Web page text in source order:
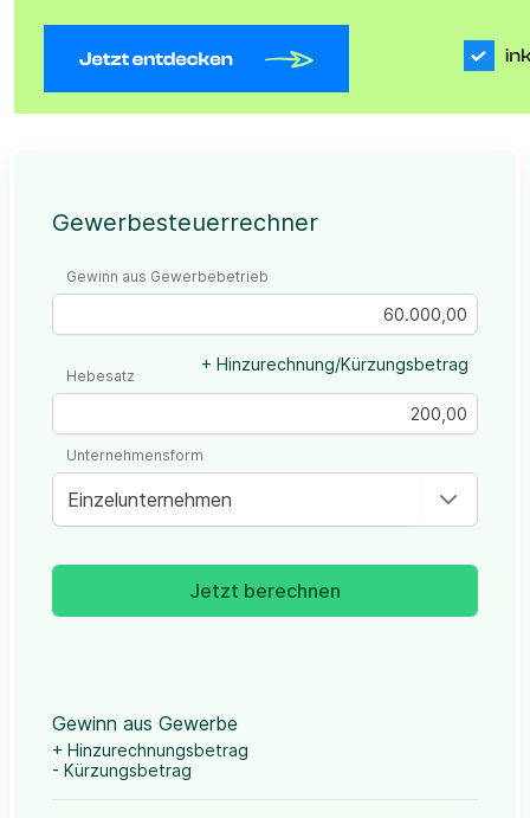
Gewerbesteuerrechner
Gewinn aus Gewerbebetrieb
+ Hinzurechnung/Kürzungsbetrag
Hebesatz
Einzelunternehmen
Unternehmensform
Jetzt berechnen
Gewinn aus Gewerbe
+ Hinzurechnungsbetrag
- Kürzungsbetrag